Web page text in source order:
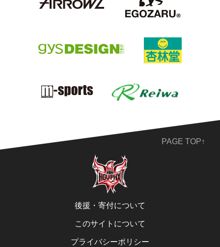
後援・寄付について
このサイトについて
プライバシーポリシー
PAGE TOP↑